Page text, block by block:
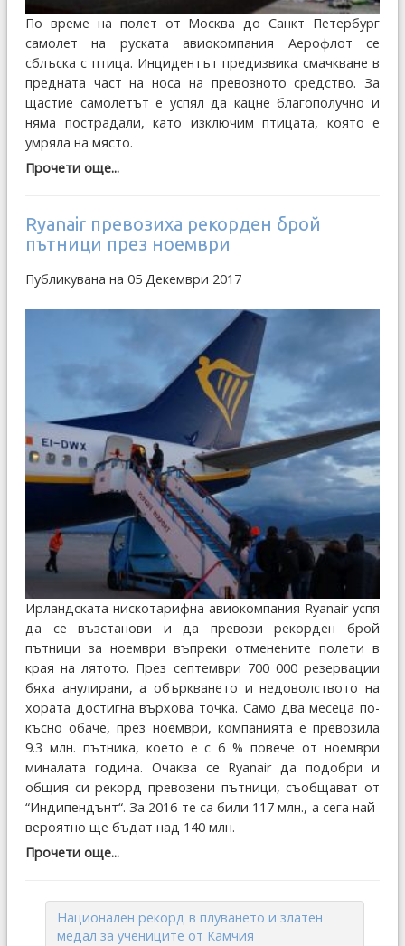
По време на полет от Москва до Санкт Петербург
самолет на руската авиокомпания Аерофлот се
сблъска с птица. Инцидентът предизвика смачкване в
предната част на носа на превозното средство. За
щастие самолетът е успял да кацне благополучно и
няма пострадали, като изключим птицата, която е
умряла на място.
Прочети още...
Ryanair превозиха рекорден брой
пътници през ноември
Публикувана на 05 Декември 2017
Ирландската нискотарифна авиокомпания Ryanair успя
да се възстанови и да превози рекорден брой
пътници за ноември въпреки отменените полети в
края на лятото. През септември 700 000 резервации
бяха анулирани, а объркването и недоволството на
хората достигна върхова точка. Само два месеца по-
късно обаче, през ноември, компанията е превозила
9.3 млн. пътника, което е с 6 % повече от ноември
миналата година. Очаква се Ryanair да подобри и
общия си рекорд превозени пътници, съобщават от
“Индипендънт“. За 2016 те са били 117 млн., а сега най-
вероятно ще бъдат над 140 млн.
Прочети още...
Национален рекорд в плуването и златен
медал за учениците от Камчия